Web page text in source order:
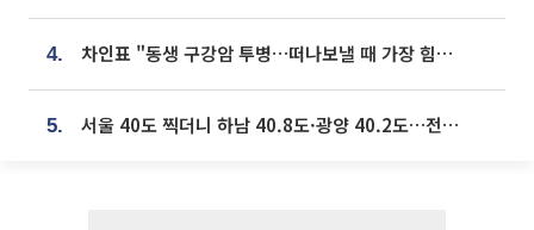
4. 차인표 "동생 구강암 투병…떠나보낼 때 가장 힘들었다”
5. 서울 40도 찍더니 하남 40.8도·광양 40.2도…전국 '펄펄'